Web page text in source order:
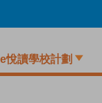
e悅讀學校計劃